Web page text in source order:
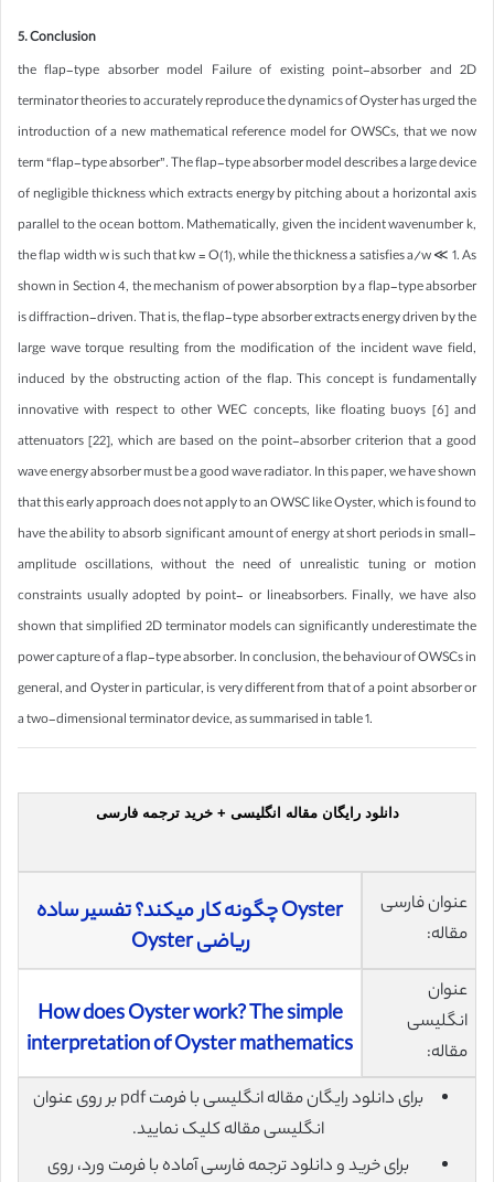
5. Conclusion
the flap-type absorber model Failure of existing point-absorber and 2D
terminator theories to accurately reproduce the dynamics of Oyster has urged the
introduction of a new mathematical reference model for OWSCs, that we now
term “flap-type absorber”. The flap-type absorber model describes a large device
of negligible thickness which extracts energy by pitching about a horizontal axis
parallel to the ocean bottom. Mathematically, given the incident wavenumber k,
the flap width w is such that kw = O(1), while the thickness a satisfies a/w ≪ 1. As
shown in Section 4, the mechanism of power absorption by a flap-type absorber
is diffraction-driven. That is, the flap-type absorber extracts energy driven by the
large wave torque resulting from the modification of the incident wave field,
induced by the obstructing action of the flap. This concept is fundamentally
innovative with respect to other WEC concepts, like floating buoys [6] and
attenuators [22], which are based on the point-absorber criterion that a good
wave energy absorber must be a good wave radiator. In this paper, we have shown
that this early approach does not apply to an OWSC like Oyster, which is found to
have the ability to absorb significant amount of energy at short periods in small-
amplitude oscillations, without the need of unrealistic tuning or motion
constraints usually adopted by point- or lineabsorbers. Finally, we have also
shown that simplified 2D terminator models can significantly underestimate the
power capture of a flap-type absorber. In conclusion, the behaviour of OWSCs in
general, and Oyster in particular, is very different from that of a point absorber or
a two-dimensional terminator device, as summarised in table 1.
دانلود رایگان مقاله انگلیسی + خرید ترجمه فارسی
عنوان فارسی
مقاله:
Oyster چگونه کار میکند؟ تفسیر ساده‌
ریاضی Oyster
عنوان
انگلیسی
مقاله:
How does Oyster work? The simple
interpretation of Oyster mathematics
برای دانلود رایگان مقاله انگلیسی با فرمت pdf بر روی عنوان
انگلیسی مقاله کلیک نمایید.
برای خرید و دانلود ترجمه فارسی آماده با فرمت ورد، روی